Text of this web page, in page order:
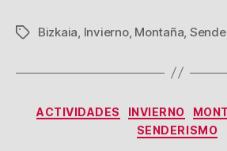
Etiquetas
Bizkaia Invierno, Montaña
ACTIVIDADES INVIERNO
SENDERISMO